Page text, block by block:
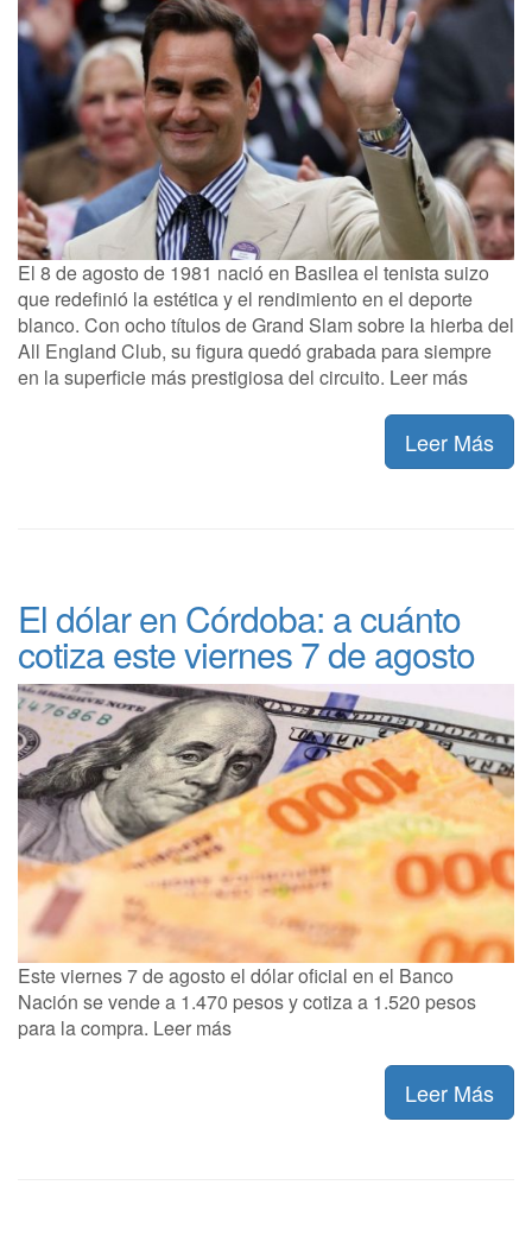
El 8 de agosto de 1981 nació en Basilea el tenista suizo
que redefinió la estética y el rendimiento en el deporte
blanco. Con ocho títulos de Grand Slam sobre la hierba del
All England Club, su figura quedó grabada para siempre
en la superficie más prestigiosa del circuito. Leer más
Leer Más
El dólar en Córdoba: a cuánto
cotiza este viernes 7 de agosto
Este viernes 7 de agosto el dólar oficial en el Banco
Nación se vende a 1.470 pesos y cotiza a 1.520 pesos
para la compra. Leer más
Leer Más